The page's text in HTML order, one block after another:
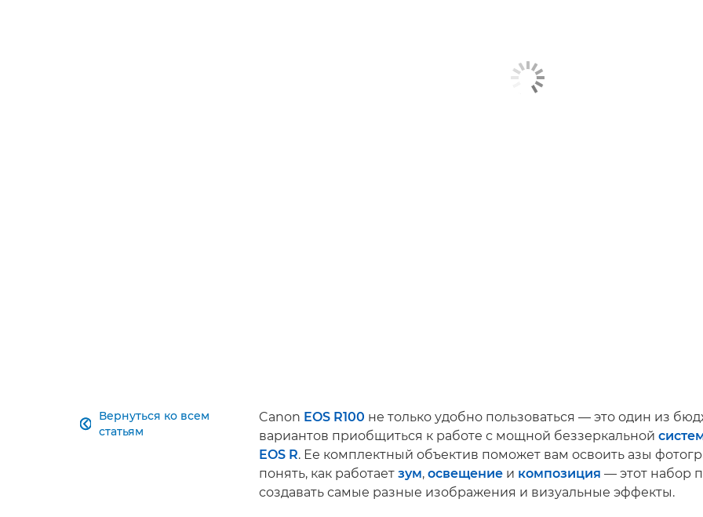
Вернуться ко всем
статьям
 Canon EOS R100 не только удобно пользоваться — это один из
вариантов приобщиться к работе с мощной беззеркальной
EOS R. Ее комплектный объектив поможет вам освоить азы
понять, как работает зум, освещение и композиция — этот набор
создавать самые разные изображения и визуальные эффекты.